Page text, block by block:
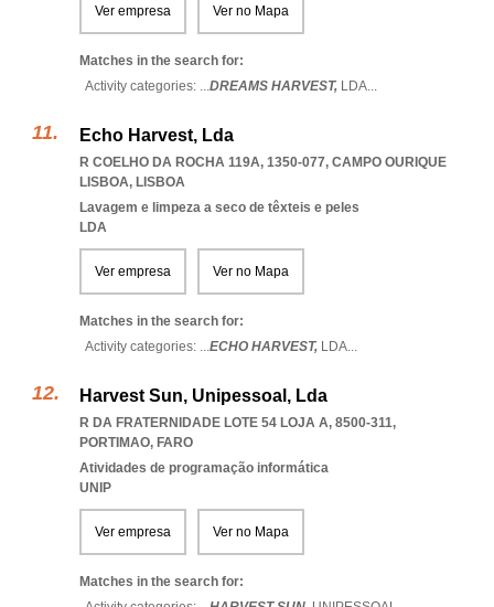
Ver empresa Ver no Mapa
Matches in the search for:
Activity categories: ...DREAMS HARVEST, LDA...
Echo Harvest, Lda
R COELHO DA ROCHA 119A, 1350-077, CAMPO OURIQUE
LISBOA, LISBOA
Lavagem e limpeza a seco de têxteis e peles
LDA
Ver empresa Ver no Mapa
Matches in the search for:
Activity categories: ...ECHO HARVEST, LDA...
Harvest Sun, Unipessoal, Lda
R DA FRATERNIDADE LOTE 54 LOJA A, 8500-311,
PORTIMAO, FARO
Atividades de programação informática
UNIP
Ver empresa Ver no Mapa
Matches in the search for: